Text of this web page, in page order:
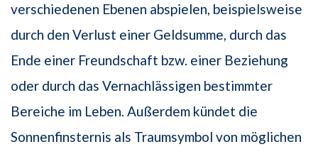
verschiedenen Ebenen abspielen, beispielsweise
durch den Verlust einer Geldsumme, durch das
Ende einer Freundschaft bzw. einer Beziehung
oder durch das Vernachlässigen bestimmter
Bereiche im Leben. Außerdem kündet die
Sonnenfinsternis als Traumsymbol von möglichen